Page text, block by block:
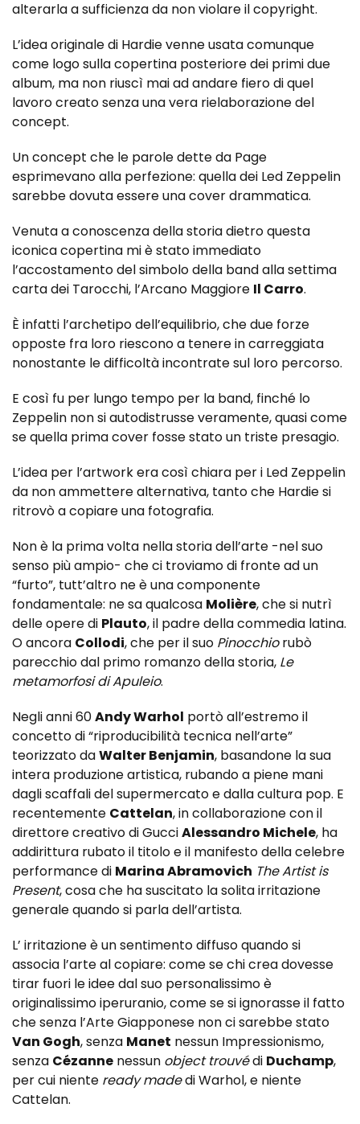
alterarla a sufficienza da non violare il copyright.
L’idea originale di Hardie venne usata comunque
come logo sulla copertina posteriore dei primi due
album, ma non riuscì mai ad andare fiero di quel
lavoro creato senza una vera rielaborazione del
concept.
Un concept che le parole dette da Page
esprimevano alla perfezione: quella dei Led Zeppelin
sarebbe dovuta essere una cover drammatica.
Venuta a conoscenza della storia dietro questa
iconica copertina mi è stato immediato
l’accostamento del simbolo della band alla settima
carta dei Tarocchi, l’Arcano Maggiore Il Carro.
È infatti l’archetipo dell’equilibrio, che due forze
opposte fra loro riescono a tenere in carreggiata
nonostante le difficoltà incontrate sul loro percorso.
E così fu per lungo tempo per la band, finché lo
Zeppelin non si autodistrusse veramente, quasi come
se quella prima cover fosse stato un triste presagio.
L’idea per l’artwork era così chiara per i Led Zeppelin
da non ammettere alternativa, tanto che Hardie si
ritrovò a copiare una fotografia.
Non è la prima volta nella storia dell’arte -nel suo
senso più ampio- che ci troviamo di fronte ad un
“furto”, tutt’altro ne è una componente
fondamentale: ne sa qualcosa Molière, che si nutrì
delle opere di Plauto, il padre della commedia latina.
O ancora Collodi, che per il suo Pinocchiorubò
parecchio dal primo romanzo della storia, Le
metamorfosi di Apuleio.
Negli anni 60Andy Warhol portò all’estremo il
concetto di “riproducibilità tecnica nell’arte”
teorizzato daWalter Benjamin, basandone la sua
intera produzione artistica, rubando a piene mani
dagli scaffali del supermercato e dalla cultura pop. E
recentemente Cattelan, in collaborazione con il
direttore creativo di GucciAlessandro Michele, ha
addirittura rubato il titolo e il manifesto della celebre
performance di Marina Abramovich The Artist is
Present, cosa che ha suscitato la solita irritazione
generale quando si parla dell’artista.
L’ irritazione è un sentimento diffuso quando si
associa l’arte al copiare: come se chi crea dovesse
tirar fuori le idee dal suo personalissimo è
originalissimo iperuranio, come se si ignorasse il fatto
che senza l’Arte Giapponese non ci sarebbe stato
Van Gogh, senza Manet nessun Impressionismo,
senza Cézanne nessun object trouvédi Duchamp,
per cui niente ready madedi Warhol, e niente
Cattelan.